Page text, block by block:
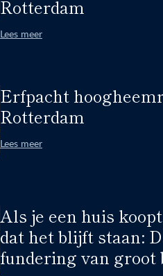
Rotterdam
Lees meer
Erfpacht
Rotterdam
Lees meer
Als je een huis
dat het blijft staan:
fundering van groot